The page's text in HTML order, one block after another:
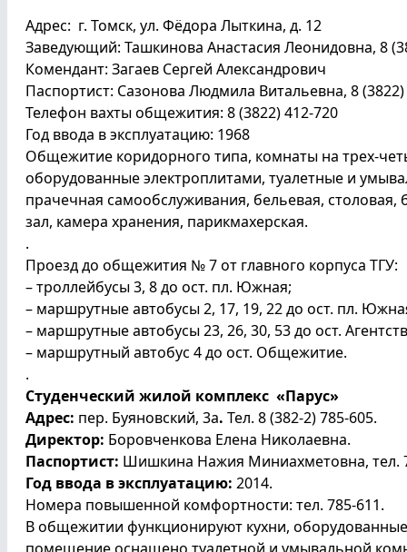
Адрес: г. Томск, ул. Фёдора
Заведующий: Ташкинова Анастасия
Комендант: Загаев Сергей Александрович
Паспортист: Сазонова Людмила Витальевна, 8
Телефон вахты общежития: 8 (3822) 412-720
Год ввода в эксплуатацию: 1968
Общежитие коридорного типа, комнаты на трех-
оборудованные электроплитами, туалетные и
прачечная самообслуживания, бельевая,
зал, камера хранения, парикмахерская.
.
Проезд до общежития № 7 от главного корпуса ТГУ:
– троллейбусы 3, 8 до ост. пл. Южная;
– маршрутные автобусы 2, 17, 19, 22 до ост. пл.
– маршрутные автобусы 23, 26, 30, 53 до ост.
– маршрутный автобус 4 до ост. Общежитие.
.
Студенческий жилой комплекс «Парус»
Адрес: пер. Буяновский, 3а. Тел. 8 (382-2) 785-605.
Директор: Боровченкова Елена Николаевна.
Паспортист: Шишкина Нажия Миниахметовна, тел.
Год ввода в эксплуатацию: 2014.
Номера повышенной комфортности: тел. 785-611.
В общежитии функционируют кухни,
помещение оснащено туалетной и умывальной